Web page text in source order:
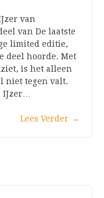
van
van De laatste
limited editie,
deel hoorde. Met
is het alleen
niet tegen valt.
Lees Verder →